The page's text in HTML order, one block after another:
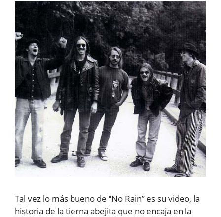
Tal vez lo más bueno de “No Rain” es su video, la
historia de la tierna abejita que no encaja en la